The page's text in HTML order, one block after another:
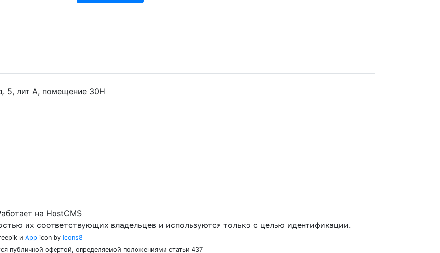
5, лит А, помещение 30Н
на HostCMS
их соответствующих владельцев и используются только с целью идентификации.
и App icon by Icons8
публичной офертой, определяемой положениями статьи 437